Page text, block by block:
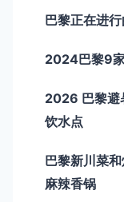
巴黎正在进
2024巴黎9
2026 巴黎避
饮水点
巴黎新川菜
麻辣香锅